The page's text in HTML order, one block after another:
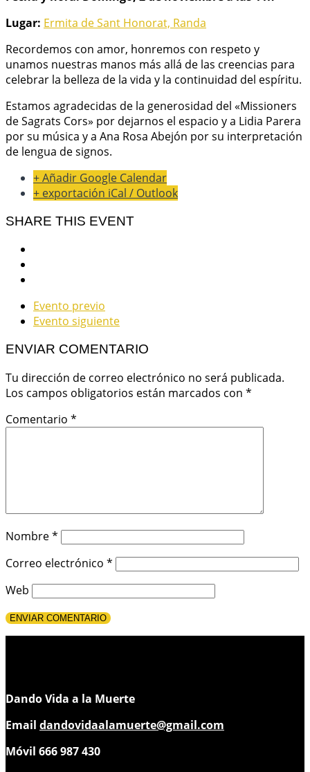
Lugar: Ermita de Sant Honorat, Randa
Recordemos con amor, honremos con respeto y
unamos nuestras manos más allá de las creencias para
celebrar la belleza de la vida y la continuidad del espíritu.
Estamos agradecidas de la generosidad del «Missioners
de Sagrats Cors» por dejarnos el espacio y a Lidia Parera
por su música y a Ana Rosa Abejón por su interpretación
de lengua de signos.
+ Añadir Google Calendar
+ exportación iCal / Outlook
SHARE THIS EVENT
Evento previo
Evento siguiente
ENVIAR COMENTARIO
Tu dirección de correo electrónico no será publicada.
Los campos obligatorios están marcados con *
Comentario *
Nombre*
Correo electrónico *
Web
Dando Vida a la Muerte
Email dandovidaalamuerte@gmail.com
Móvil 666 987 430